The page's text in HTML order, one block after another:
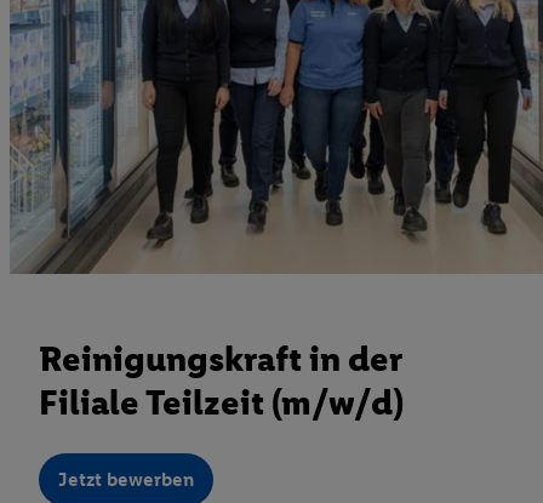
Reinigungskraft in der
Filiale Teilzeit (m/w/d)
Jetzt bewerben